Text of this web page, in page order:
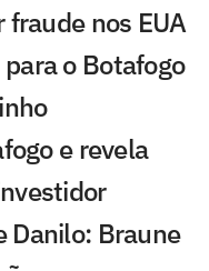
fraude nos EUA
o Botafogo
e revela
Danilo: Braune